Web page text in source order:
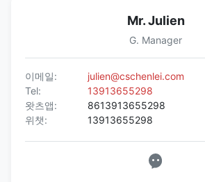
Mr. Julien
G. Manager
이메일:
julien@cschenlei.com
Tel:
13913655298
왓츠앱:
8613913655298
위챗:
13913655298